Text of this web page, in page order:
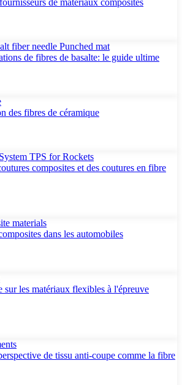
de fibres de basalte: le guide ultime
des fibres de céramique
composites et des coutures en fibre
dans les automobiles
sur les matériaux flexibles à l'épreuve
de tissu anti-coupe comme la fibre